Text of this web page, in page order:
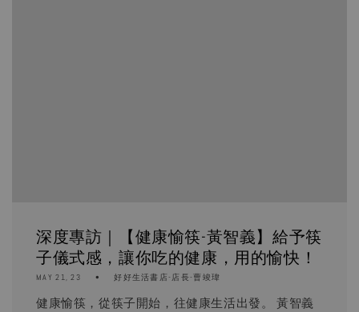
深度專訪｜【健康愉筷-黃智義】給予筷
子儀式感，讓你吃的健康，用的愉快！
MAY 21, 23 好好生活書店-店長-曹竣瑋
健康愉筷，從筷子開始，往健康生活出發。 黃智義